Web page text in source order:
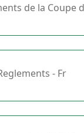
de la Coupe
- Fr